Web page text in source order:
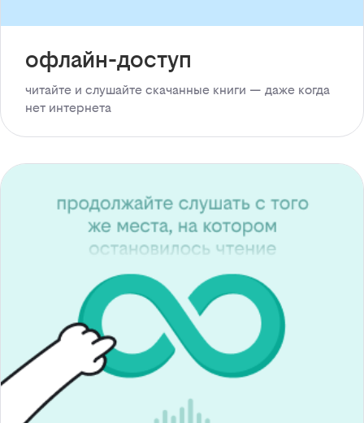
офлайн-доступ
читайте и слушайте скачанные книги — даже когда
нет интернета